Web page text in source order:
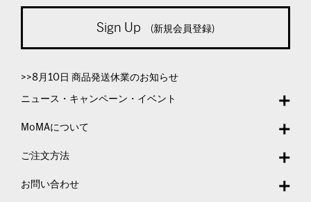
Sign Up (新規会員登録)
>>8月10日 商品発送休業のお知らせ
ニュース・キャンペーン・イベント
MoMAについて
ご注文方法
お問い合わせ